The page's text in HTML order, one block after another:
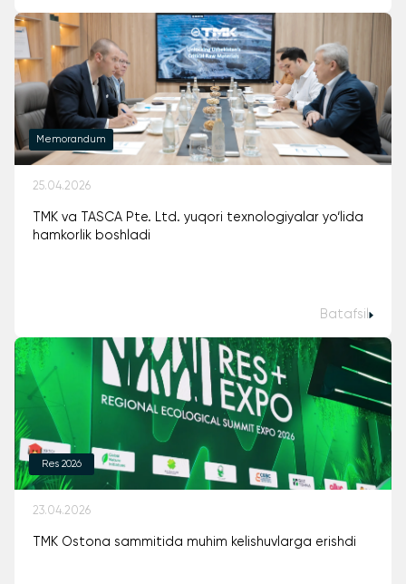
Memorandum
25.04.2026
TMK va TASCA Pte. Ltd. yuqori texnologiyalar yo‘lida
hamkorlik boshladi
Batafsil
Res 2026
23.04.2026
TMK Ostona sammitida muhim kelishuvlarga erishdi